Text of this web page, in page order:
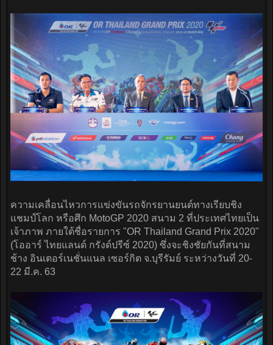
ความเคลื่อนไหวการแข่งขันรถจักรยานยนต์ทางเรียบชิง
แชมป์โลก หรือศึก MotoGP 2020 สนาม 2 ที่ประเทศไทยเป็น
เจ้าภาพ ภายใต้ชื่อรายการ "OR Thailand Grand Prix 2020"
(โออาร์ ไทยแลนด์ กรังด์ปรีซ์ 2020) ซึ่งจะชิงชัยกันที่สนาม
ช้าง อินเตอร์เนชั่นแนล เซอร์กิต จ.บุรีรัมย์ ระหว่างวันที่ 20-
22 มี.ค. 63